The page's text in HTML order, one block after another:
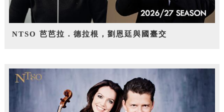
NTSO 芭芭拉．德拉根，劉恩廷與國臺交